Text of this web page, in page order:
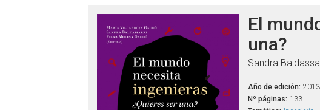
El
una?
Sandra
Año de edición: 2013
Nº páginas: 133